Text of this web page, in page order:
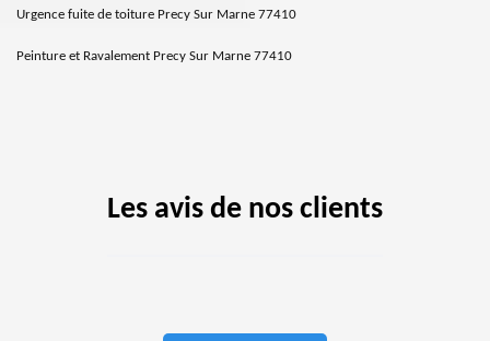
Urgence fuite de toiture Precy Sur Marne 77410
Peinture et Ravalement Precy Sur Marne 77410
Les avis de nos clients